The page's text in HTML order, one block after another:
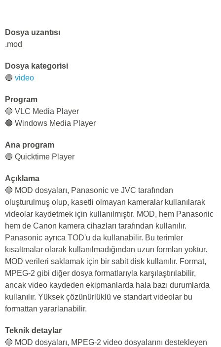
Dosya uzantısı
.mod
Dosya kategorisi
🔵 video
Program
🔵 VLC Media Player
🔵 Windows Media Player
Ana program
🔵 Quicktime Player
Açıklama
🔵 MOD dosyaları, Panasonic ve JVC tarafından
oluşturulmuş olup, kasetli olmayan kameralar kullanılarak
videolar kaydetmek için kullanılmıştır. MOD, hem Panasonic
hem de Canon kamera cihazları tarafından kullanılır.
Panasonic ayrıca TOD'u da kullanabilir. Bu terimler
kısaltmalar olarak kullanılmadığından uzun formları yoktur.
MOD verileri saklamak için bir sabit disk kullanılır. Format,
MPEG-2 gibi diğer dosya formatlarıyla karşılaştırılabilir,
ancak video kaydeden ekipmanlarda hala bazı durumlarda
kullanılır. Yüksek çözünürlüklü ve standart videolar bu
formattan yararlanabilir.
Teknik detaylar
🔵 MOD dosyaları, MPEG-2 video dosyalarını destekleyen